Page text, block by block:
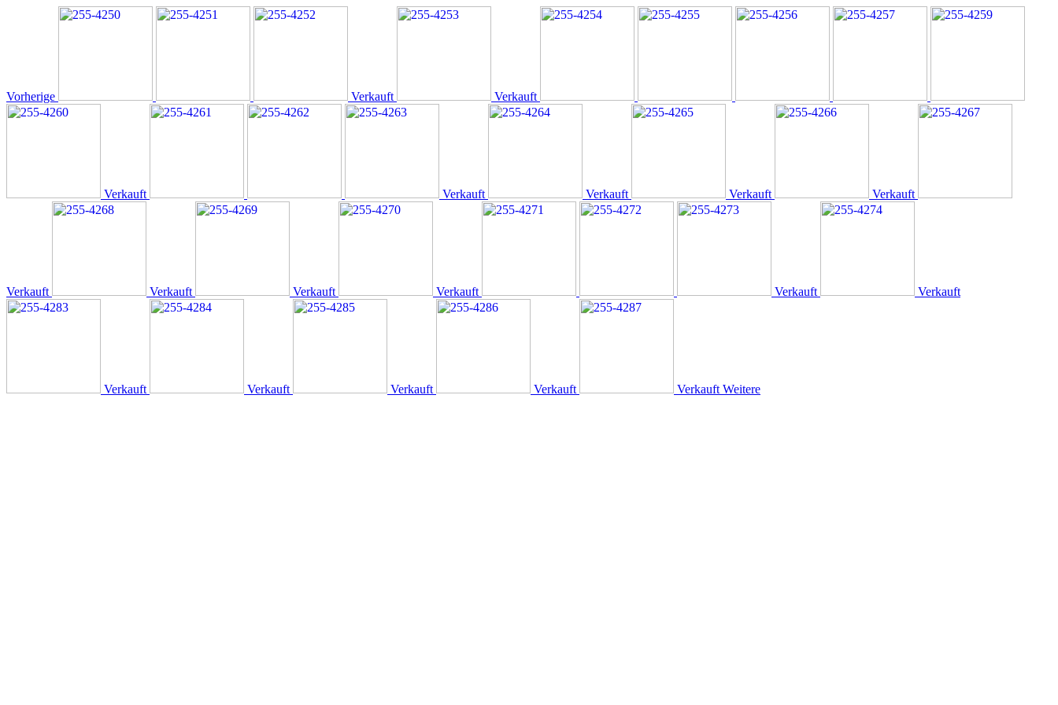
Vorherige Verkauft Verkauft
Verkauft Verkauft Verkauft Verkauft Verkauft
Verkauft Verkauft Verkauft Verkauft Verkauft Verkauft
Verkauft Verkauft Verkauft Verkauft Verkauft Weitere